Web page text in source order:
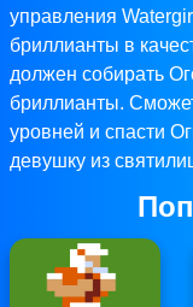
управления
бриллианты в
должен собирать
бриллианты.
уровней и спасти
девушку из